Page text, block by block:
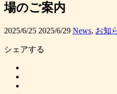
場のご案内
2025/6/25 2025/6/29 News, お知
シェアする